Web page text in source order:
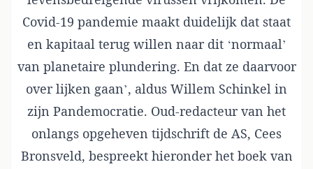
Covid-19 pandemie maakt duidelijk dat staat
en kapitaal terug willen naar dit ‘normaal’
van planetaire plundering. En dat ze daarvoor
over lijken gaan’, aldus Willem Schinkel in
zijn Pandemocratie. Oud-redacteur van het
onlangs opgeheven tijdschrift de AS, Cees
Bronsveld, bespreekt hieronder het boek van